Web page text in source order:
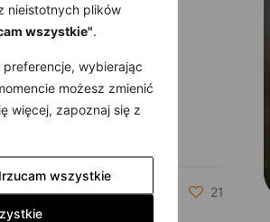
nieistotnych plików
wszystkie".
wybierając
możesz zmienić
więcej, zapoznaj się z
wszystkie
21